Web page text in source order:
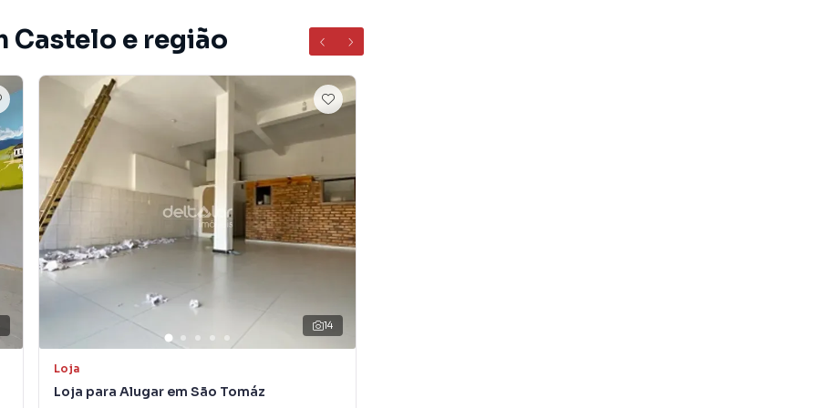
Castelo e região
14
Loja
Loja para Alugar em São Tomáz